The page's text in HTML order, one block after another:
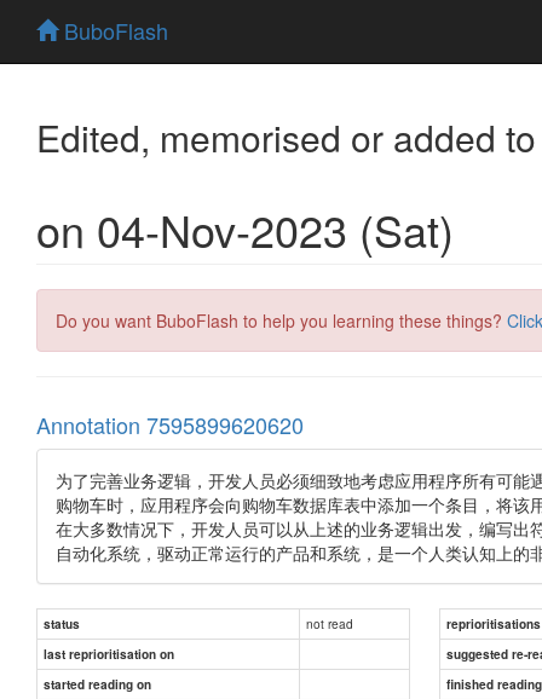
BuboFlash
Edited, memorised or added
on 04-Nov-2023 (Sat)
Do you want BuboFlash to help you learning these things?
Annotation 7595899620620
为了完善业务逻辑，开发人员必须细致地考虑应用程序所有可
购物车时，应用程序会向购物车数据库表中添加一个条目，将
在大多数情况下，开发人员可以从上述的业务逻辑出发，编写
自动化系统，驱动正常运行的产品和系统，是一个人类认知上的
status not read
reprioritisations
last reprioritisation on
suggested re-
started reading on
finished